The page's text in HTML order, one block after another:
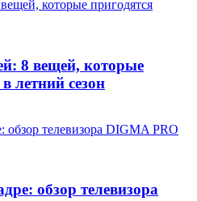
8 вещей, которые
летний сезон
обзор телевизора